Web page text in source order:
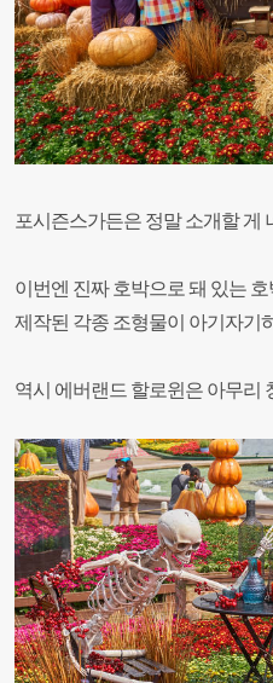
포시즌스가든은 정말 소개할 게
이번엔 진짜 호박으로 돼 있는
제작된 각종 조형물이 아기자기
역시 에버랜드 할로윈은 아무리